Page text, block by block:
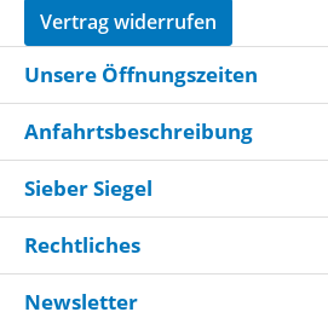
Vertrag widerrufen
Unsere Öffnungszeiten
Anfahrtsbeschreibung
Sieber Siegel
Rechtliches
Newsletter